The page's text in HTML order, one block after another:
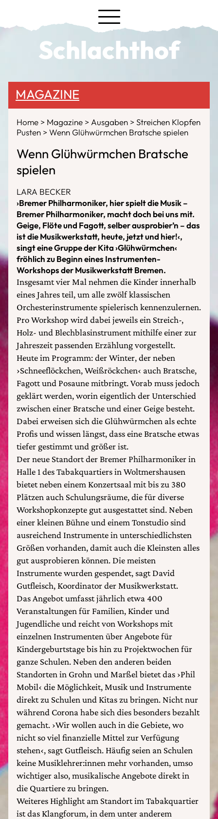
Schlachthof
MAGAZINE
Home Magazine Ausgaben
Streichen Klopfen
Pusten
Wenn Glühwürmchen Bratsche spielen
Wenn Glühwürmchen Bratsche
spielen
LARA BECKER
›Bremer Philharmoniker, hier spielt die Musik –
Bremer Philharmoniker, macht doch bei uns mit.
Geige, Flöte und Fagott, selber ausprobier’n – das
ist die Musikwerkstatt, heute, jetzt und hier!‹,
singt eine Gruppe der Kita ›Glühwürmchen‹
fröhlich zu Beginn eines Instrumenten-
Workshops der Musikwerkstatt Bremen.
Insgesamt vier Mal nehmen die Kinder innerhalb
eines Jahres teil, um alle zwölf klassischen
Orchesterinstrumente spielerisch kennenzulernen.
Pro Workshop wird dabei jeweils ein Streich-,
Holz- und Blechblasinstrument mithilfe einer zur
Jahreszeit passenden Erzählung vorgestellt.
Heute im Programm: der Winter, der neben
›Schneeflöckchen, Weißröckchen‹ auch Bratsche,
Fagott und Posaune mitbringt. Vorab muss jedoch
geklärt werden, worin eigentlich der Unterschied
zwischen einer Bratsche und einer Geige besteht.
Dabei erweisen sich die Glühwürmchen als echte
Profis und wissen längst, dass eine Bratsche etwas
tiefer gestimmt und größer ist.
Der neue Standort der Bremer Philharmoniker in
Halle 1 des Tabakquartiers in Woltmershausen
bietet neben einem Konzertsaal mit bis zu 380
Plätzen auch Schulungsräume, die für diverse
Workshopkonzepte gut ausgestattet sind. Neben
einer kleinen Bühne und einem Tonstudio sind
ausreichend Instrumente in unterschiedlichsten
Größen vorhanden, damit auch die Kleinsten alles
gut ausprobieren können. Die meisten
Instrumente wurden gespendet, sagt David
Gutfleisch, Koordinator der Musikwerkstatt.
Das Angebot umfasst jährlich etwa 400
Veranstaltungen für Familien, Kinder und
Jugendliche und reicht von Workshops mit
einzelnen Instrumenten über Angebote für
Kindergeburtstage bis hin zu Projektwochen für
ganze Schulen. Neben den anderen beiden
Standorten in Grohn und Marßel bietet das ›Phil
Mobil‹ die Möglichkeit, Musik und Instrumente
direkt zu Schulen und Kitas zu bringen. Nicht nur
während Corona habe sich dies besonders bezahlt
gemacht. ›Wir wollen auch in die Gebiete, wo
nicht so viel finanzielle Mittel zur Verfügung
stehen‹, sagt Gutfleisch. Häufig seien an Schulen
keine Musiklehrer:innen mehr vorhanden, umso
wichtiger also, musikalische Angebote direkt in
die Quartiere zu bringen.
Weiteres Highlight am Standort im Tabakquartier
ist das Klangforum, in dem unter anderem